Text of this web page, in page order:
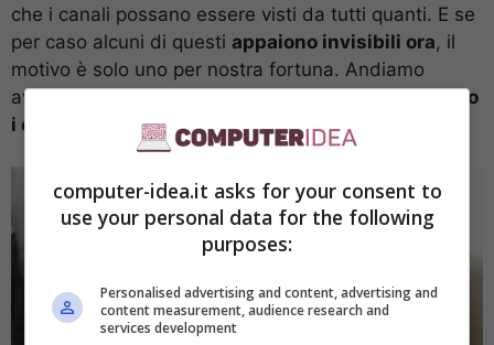
che i canali possano essere visti da tutti quanti. E se
per caso alcuni di questi appaiono invisibili ora, il
motivo è solo uno per nostra fortuna. Andiamo
avanti con la lettura per capire perché non sivedono
i canali del digitale terrestre.
computer-idea.it asks for your consent to
use your personal data for the following
purposes:
Personalised advertising and content, advertising and
content measurement, audience research and
services development